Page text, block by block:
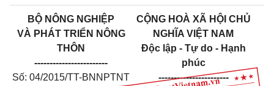
BỘ NÔNG NGHIỆP
VÀ PHÁT TRIỂN NÔNG
THÔN
------------------------
Số: 04/2015/TT-BNNPTNT
CỘNG HOÀ XÃ HỘI CHỦ
NGHĨA VIỆT NAM
Độc lập - Tự do - Hạnh
phúc
-----------------------